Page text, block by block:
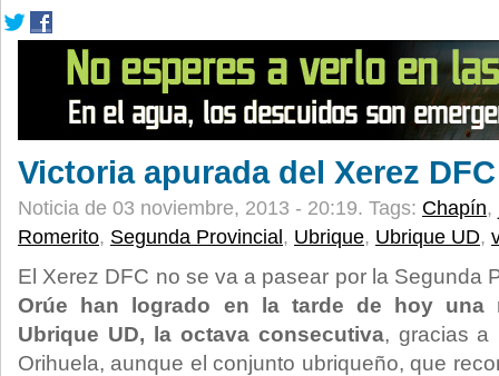
Victoria apurada del Xerez DFC
Noticia de 03 noviembre, 2013 - 20:19. Tags: Chapín,
Romerito, Segunda Provincial , Ubrique, Ubrique UD,
El Xerez DFC no se va a pasear por la Segunda
Orúe han logrado en la tarde de hoy una
Ubrique UD, la octava consecutiva, gracias a
Orihuela, aunque el conjunto ubriqueño, que